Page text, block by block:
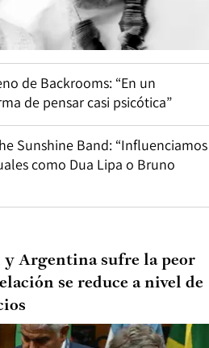
de Backrooms: “En un
de pensar casi psicótica”
Sunshine Band: “Influenciamos
como Dua Lipa o Bruno
y Argentina sufre la peor
se reduce a nivel de